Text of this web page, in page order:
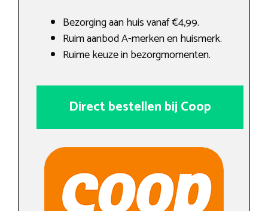
Bezorging aan huis vanaf €4,99.
Ruim aanbod A-merken en huismerk.
Ruime keuze in bezorgmomenten.
Direct bestellen bij Coop